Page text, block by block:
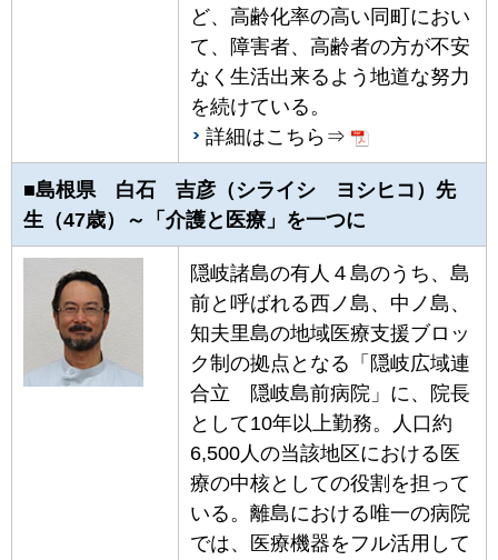
ど、高齢化率の高い同町におい
て、障害者、高齢者の方が不安
なく生活出来るよう地道な努力
を続けている。
詳細はこちら⇒
■島根県 白石 吉彦（シライシ ヨシヒコ）先
生（47歳）～「介護と医療」を一つに
隠岐諸島の有人４島のうち、島
前と呼ばれる西ノ島、中ノ島、
知夫里島の地域医療支援ブロッ
ク制の拠点となる「隠岐広域連
合立 隠岐島前病院」に、院長
として10年以上勤務。人口約
6,500人の当該地区における医
療の中核としての役割を担って
いる。離島における唯一の病院
では、医療機器をフル活用して